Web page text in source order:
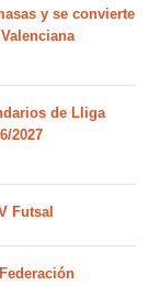
y se convierte
de Lliga
2027
Futsal